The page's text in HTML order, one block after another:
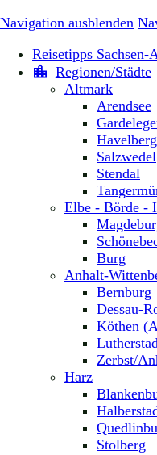
Navigation ausblenden
Reisetipps Sachsen-
Regionen/Städte
Altmark
Arendsee
Havelberg
Salzwedel
Stendal
Elbe - Börde -
Burg
Anhalt-
Bernburg
Dessau-
Köthen
Zerbst/
Harz
Stolberg